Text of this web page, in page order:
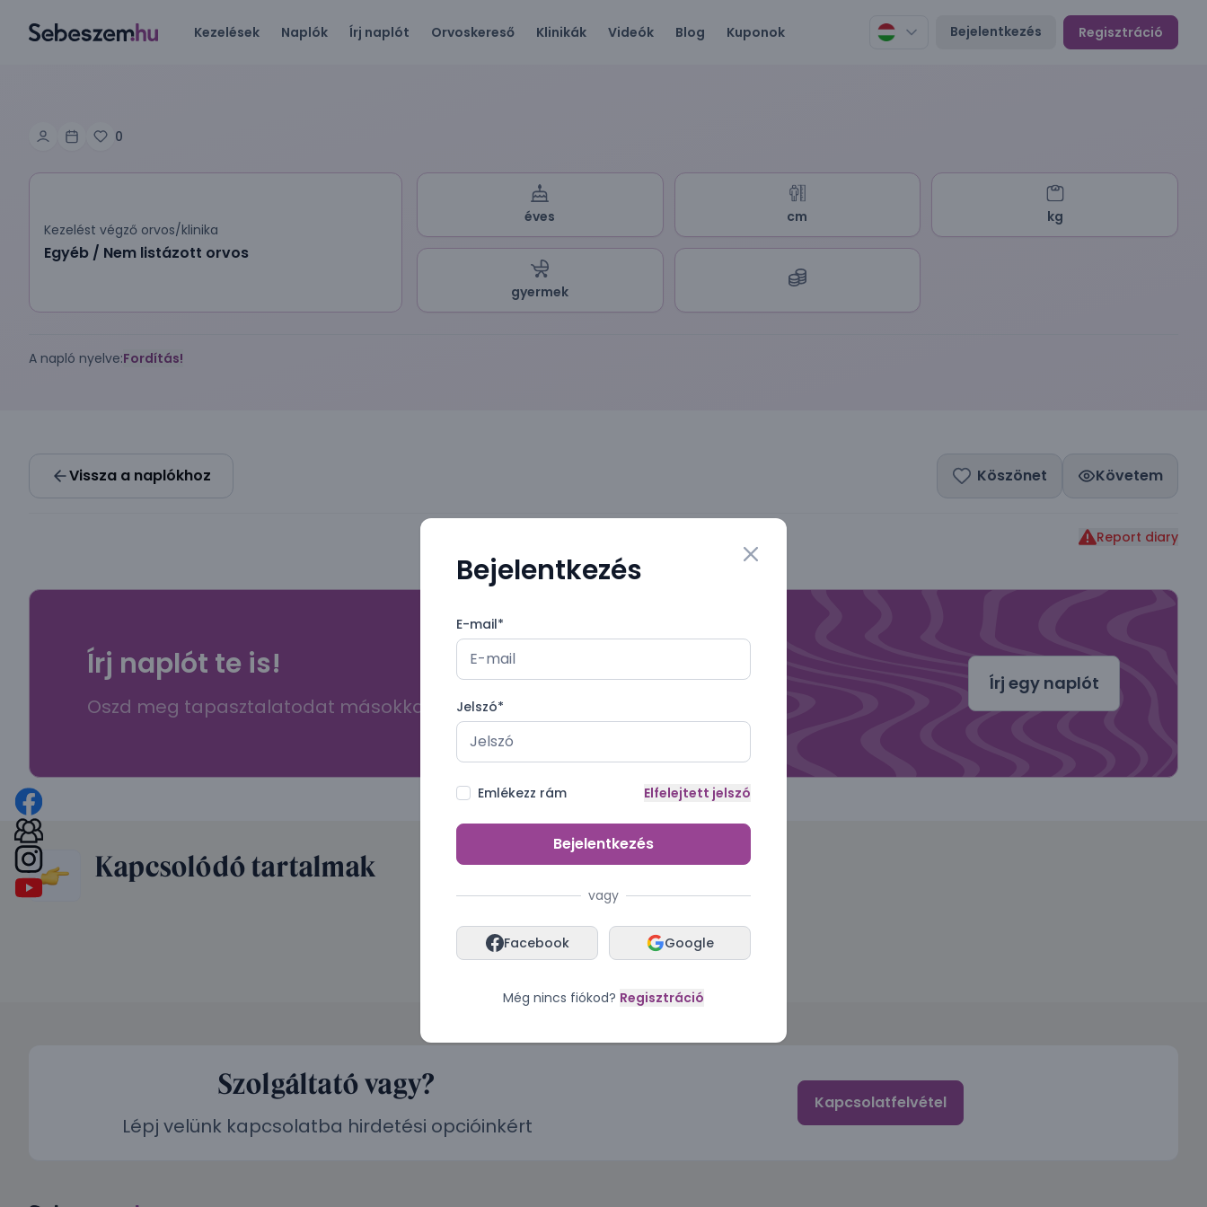
Bejelentkezés Regisztráció
Kezelések Naplók Írj naplót Orvoskereső Klinikák Videók Blog Kuponok
0
Kezelést végző orvos/klinika
Egyéb / Nem listázott orvos
éves cm kg
gyermek
A napló nyelve:Fordítás!
Vissza a naplókhoz Köszönet Követem
Report diary
Írj naplót te is!
Oszd meg tapasztalatodat másokkal
Írj egy naplót
Kapcsolódó tartalmak
Szolgáltató vagy?
Lépj velünk kapcsolatba hirdetési opcióinkért
Kapcsolatfelvétel
Bejelentkezés Close modal
E-mail*
Jelszó*
Emlékezz rám Elfelejtett jelszó
Bejelentkezés
vagy
Facebook Google
Még nincs fiókod? Regisztráció